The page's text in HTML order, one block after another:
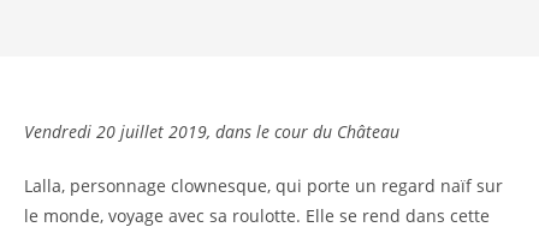
Vendredi 20 juillet 2019, dans le cour du Château
Lalla, personnage clownesque, qui porte un regard naïf sur
le monde, voyage avec sa roulotte. Elle se rend dans cette